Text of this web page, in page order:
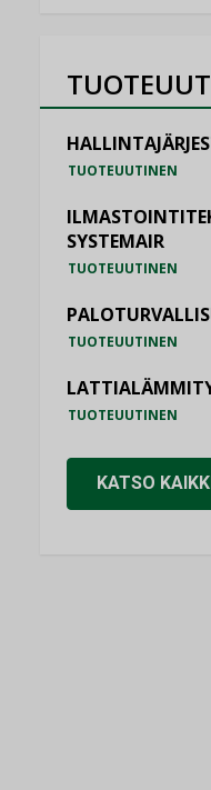
TUOTEUUTINEN
SYSTEMAIR
TUOTEUUTINEN
TUOTEUUTINEN
TUOTEUUTINEN
KATSO KAIKKI